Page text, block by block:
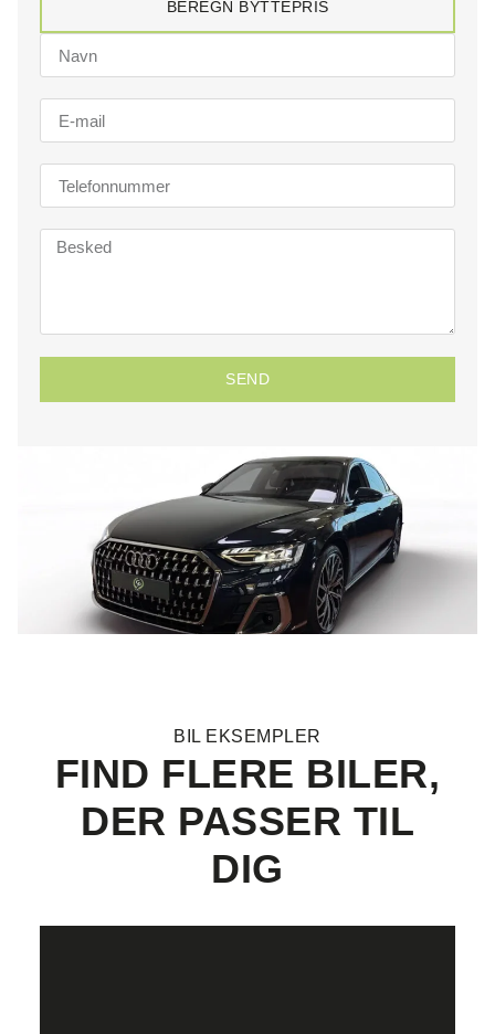
BEREGN BYTTEPRIS
SEND
BIL EKSEMPLER
FIND FLERE BILER,
DER PASSER TIL
DIG